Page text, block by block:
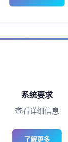
系统要求
查看详细信息
了解更多